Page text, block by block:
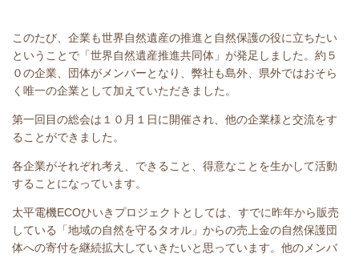
このたび、企業も世界自然遺産の推進と自然保護の役に立ちたい
ということで「世界自然遺産推進共同体」が発足しました。約５
０の企業、団体がメンバーとなり、弊社も島外、県外ではおそら
く唯一の企業として加えていただきました。
第一回目の総会は１０月１日に開催され、他の企業様と交流をす
ることができました。
各企業がそれぞれ考え、できること、得意なことを生かして活動
することになっています。
太平電機ECOひいきプロジェクトとしては、すでに昨年から販売
している「地域の自然を守るタオル」からの売上金の自然保護団
体への寄付を継続拡大していきたいと思っています。他のメンバ